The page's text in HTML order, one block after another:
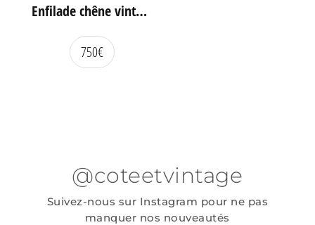
Enfilade chêne vintage portes coulissantes
750€
@coteetvintage
Suivez-nous sur Instagram pour ne pas
manquer nos nouveautés